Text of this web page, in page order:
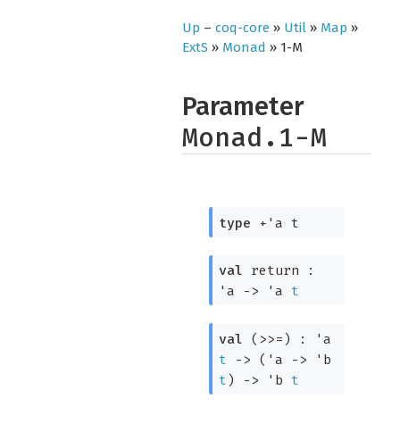
Up – coq-core» Util» Map »
ExtS » Monad » 1-M
Parameter
Monad.1-M
type +'a t
val return :
'a
-> 'a t
val (>>=) :
'a
t
-> ( 'a ->
'b
t) -> 'b t